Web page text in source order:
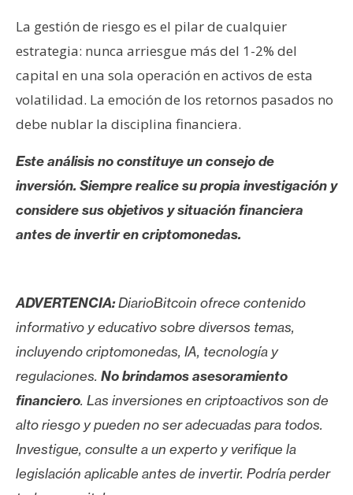
La gestión de riesgo es el pilar de cualquier
estrategia: nunca arriesgue más del 1-2% del
capital en una sola operación en activos de esta
volatilidad. La emoción de los retornos pasados no
debe nublar la disciplina financiera.
Este análisis no constituye un consejo de
inversión. Siempre realice su propia investigación y
considere sus objetivos y situación financiera
antes de invertir en criptomonedas.
ADVERTENCIA:DiarioBitcoin ofrece contenido
informativo y educativo sobre diversos temas,
incluyendo criptomonedas, IA, tecnología y
regulaciones. No brindamos asesoramiento
financiero. Las inversiones en criptoactivos son de
alto riesgo y pueden no ser adecuadas para todos.
Investigue, consulte a un experto y verifique la
legislación aplicable antes de invertir. Podría perder